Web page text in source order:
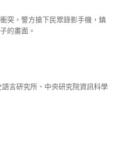
突，警方搶下民眾錄影手機，鎮
的畫面。
言研究所、中央研究院資訊科學